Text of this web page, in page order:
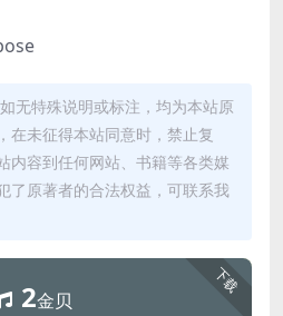
无特殊说明或标注，均为本站原
在未征得本站同意时，禁止复
内容到任何网站、书籍等各类媒
了原著者的合法权益，可联系我
下载
2金贝